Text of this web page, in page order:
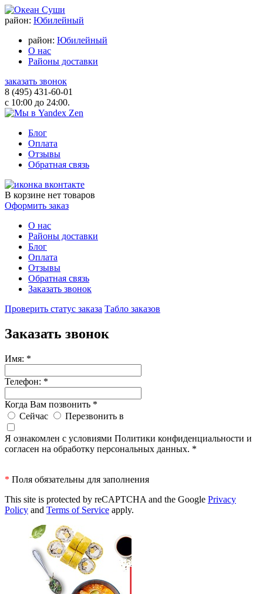
район: Юбилейный
район: Юбилейный
О нас
Районы доставки
заказать звонок
8 (495) 431-60-01
с 10:00 до 24:00.
Блог
Оплата
Отзывы
Обратная связь
В корзине нет товаров
Оформить заказ
О нас
Районы доставки
Блог
Оплата
Отзывы
Обратная связь
Заказать звонок
Проверить статус заказа Табло заказов
Заказать звонок
Имя: *
Телефон: *
Когда Вам позвонить *
Сейчас
Перезвонить в
Я ознакомлен с условиями Политики конфиденциальности и
согласен на обработку персональных данных. *
* Поля обязательны для заполнения
This site is protected by reCAPTCHA and the Google Privacy
Policy and Terms of Service apply.